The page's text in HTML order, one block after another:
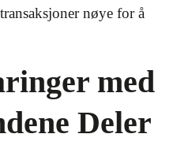
nøye for å
med
Deler